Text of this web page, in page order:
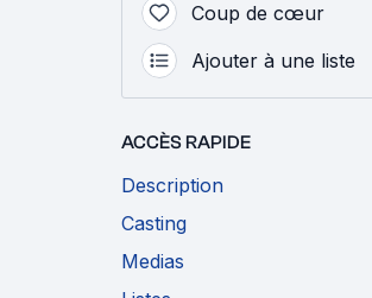
Coup de cœur
Ajouter à une liste
ACCÈS RAPIDE
Description
Casting
Medias